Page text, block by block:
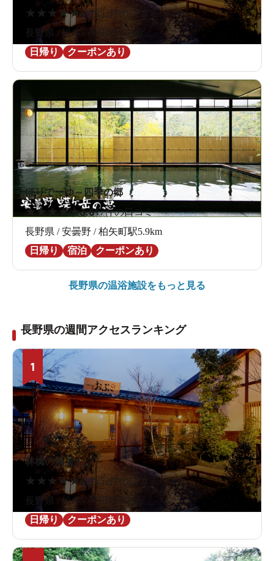
★ ★ ★★★4.7252件の口コミ
長野県 / 松本 / 平田駅1.9km
日帰り
クーポンあり
ほりでーゆ～四季の郷
★★ ★ ★★3.617件の口コミ
長野県 / 安曇野 / 柏矢町駅5.9km
日帰り
宿泊 クーポンあり
長野県の温浴施設をもっと見る
長野県の週間アクセスランキング
1
林檎の湯屋おぶ～
★ ★ ★★★4.7252件の口コミ
長野県 / 松本 / 平田駅1.9km
日帰り
クーポンあり